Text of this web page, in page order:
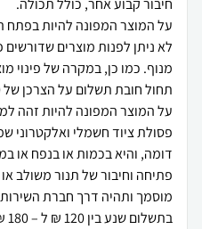
לא ניתן לפנות מוצרים שדורשים
מנוף. כמו כן, במקרה של פינוי
פסולת ציוד חשמלי ואלקטרוני
פתיחה וחיבור של תנור משולב
מוסמך ותהיה דרך חברת